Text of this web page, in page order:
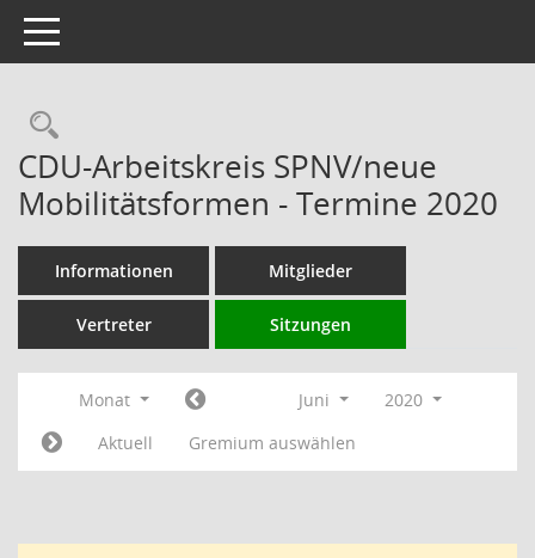
Toggle navigation
Rechercheauswahl
CDU-Arbeitskreis SPNV/neue
Mobilitätsformen - Termine 2020
Informationen Mitglieder
Vertreter Sitzungen
Monat Juni
2020
Aktuell
Gremium auswählen